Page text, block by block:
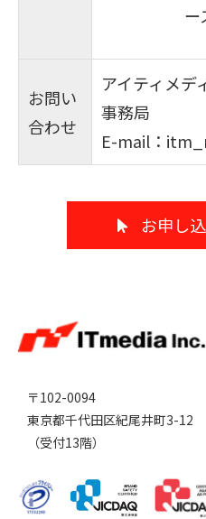
ー
お問い
合わせ
アイティメ
事務局
E-mail：
お申し
〒102-0094
東京都千代田区紀尾井町3-12
（受付13階）